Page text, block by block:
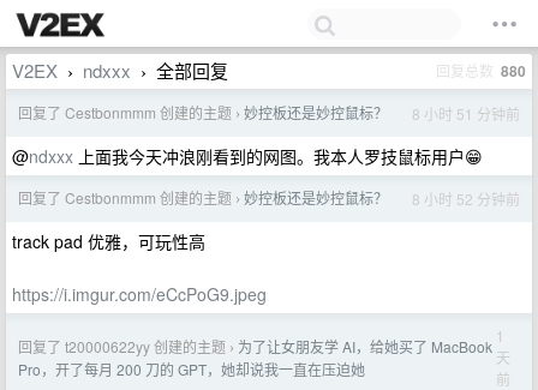
V2EX › ndxxx › 全部回复 回复总数 880
回复了 Cestbonmmm 创建的主题 › 妙控板还是妙控鼠标？ 8 小时 51 分钟前
@ndxxx 上面我今天冲浪刚看到的网图。我本人罗技鼠标用户😁
回复了 Cestbonmmm 创建的主题 › 妙控板还是妙控鼠标？ 8 小时 52 分钟前
track pad 优雅，可玩性高
https://i.imgur.com/eCcPoG9.jpeg
回复了 t20000622yy 创建的主题 › 为了让女朋友学 AI，给她买了 MacBook
Pro，开了每月 200 刀的 GPT，她却说我一直在压迫她
1
天
前